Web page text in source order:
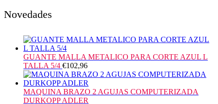
Novedades
GUANTE MALLA METALICO PARA CORTE AZUL L
TALLA 5/4 €102,96
MAQUINA BRAZO 2 AGUJAS COMPUTERIZADA
DURKOPP ADLER